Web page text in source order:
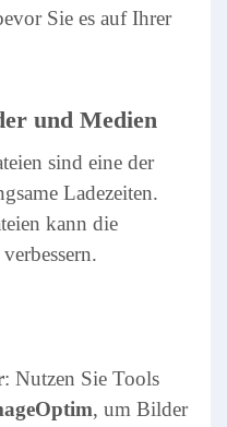
Sie es auf Ihrer
und Medien
sind eine der
Ladezeiten.
kann die
: Nutzen Sie Tools
, um Bilder